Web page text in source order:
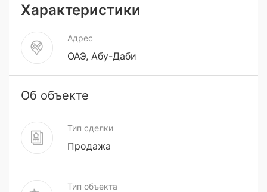
Характеристики
Адрес
ОАЭ, Абу-Даби
Об объекте
Тип сделки
Продажа
Тип объекта